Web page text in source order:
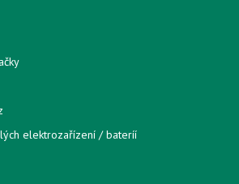
elektrozařízení / bateríí